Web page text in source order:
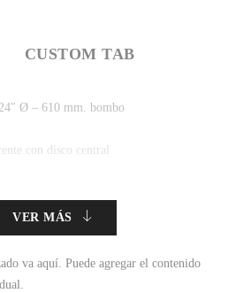
CUSTOM TAB
Ø – 610 mm. bombo
con disco central
VER MÁS
va aquí. Puede agregar el contenido